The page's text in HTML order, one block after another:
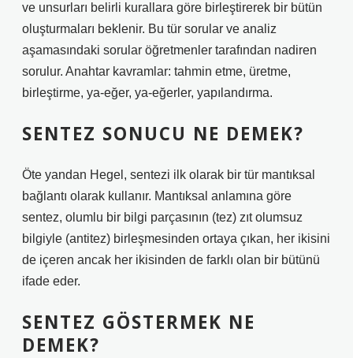
ve unsurları belirli kurallara göre birleştirerek bir bütün
oluşturmaları beklenir. Bu tür sorular ve analiz
aşamasındaki sorular öğretmenler tarafından nadiren
sorulur. Anahtar kavramlar: tahmin etme, üretme,
birleştirme, ya-eğer, ya-eğerler, yapılandırma.
SENTEZ SONUCU NE DEMEK?
Öte yandan Hegel, sentezi ilk olarak bir tür mantıksal
bağlantı olarak kullanır. Mantıksal anlamına göre
sentez, olumlu bir bilgi parçasının (tez) zıt olumsuz
bilgiyle (antitez) birleşmesinden ortaya çıkan, her ikisini
de içeren ancak her ikisinden de farklı olan bir bütünü
ifade eder.
SENTEZ GÖSTERMEK NE
DEMEK?